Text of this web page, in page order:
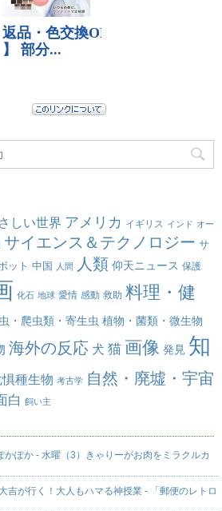
しい世界 アメリカ イギリス インド オー
サイエンス＆テクノロジー サ
ット 中国 人間 人類 仰天ニュース 保護
化石 地球 愛情 感動 救助 料理・健
・爬虫類・寄生虫 植物・菌類・微生物
海外の反応 犬 猫 画像 発見 知
種生物 考古学 自然・廃墟・宇宙
白 飼い主
かぽか - 水曜（3）きゃりーがお肉をミラクルカ
吉が行く！大人もハマる神授業 - 「郵便のレトロ